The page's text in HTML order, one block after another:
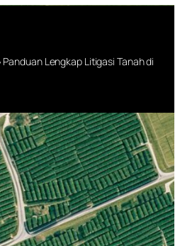
Panduan Lengkap Litigasi Tanah di
Lengkap
Tanah di